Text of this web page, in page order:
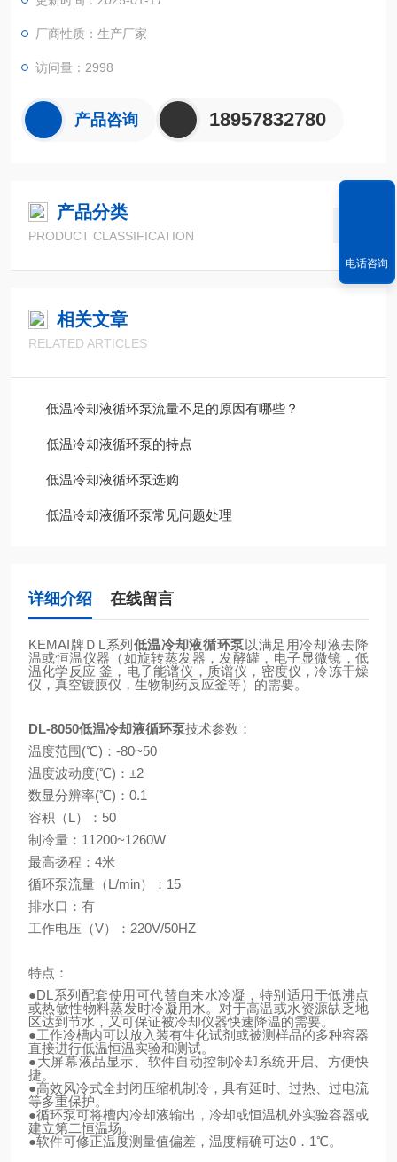
厂商性质：生产厂家
访问量：2998
产品咨询 18957832780
产品分类
PRODUCT CLASSIFICATION
相关文章
RELATED ARTICLES
低温冷却液循环泵流量不足的原因有哪些？
低温冷却液循环泵的特点
低温冷却液循环泵选购
低温冷却液循环泵常见问题处理
详细介绍 在线留言
KEMAI牌ＤL系列 低温冷却液循环泵以满足用冷却液去降
温或恒温仪器（如旋转蒸发器，发酵罐，电子显微镜，低
温化学反应 釜，电子能谱仪，质谱仪，密度仪，冷冻干燥
仪，真空镀膜仪，生物制药反应釜等）的需要。
DL-8050低温冷却液循环泵技术参数：
温度范围(℃)：-80~50
温度波动度(℃)：±2
数显分辨率(℃)：0.1
容积（L）：50
制冷量：11200~1260W
最高扬程：4米
循环泵流量（L/min）：15
排水口：有
工作电压（V）：220V/50HZ
特点：
●DL系列配套使用可代替自来水冷凝，特别适用于低沸点
或热敏性物料蒸发时冷凝用水。对于高温或水资源缺乏地
区达到节水，又可保证被冷却仪器快速降温的需要。
●工作冷槽内可以放入装有生化试剂或被测样品的多种容器
直接进行低温恒温实验和测试。
●大屏幕液品显示、软件自动控制冷却系统开启、方便快
捷。
●高效风冷式全封闭压缩机制冷，具有延时、过热、过电流
等多重保护。
●循环泵可将槽内冷却液输出，冷却或恒温机外实验容器或
建立第二恒温场。
●软件可修正温度测量值偏差，温度精确可达0．1℃。
电话咨询